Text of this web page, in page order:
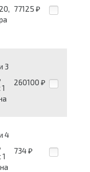
77125 ₽
3
260100 ₽
4
734 ₽